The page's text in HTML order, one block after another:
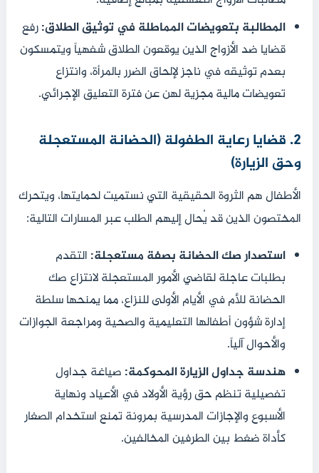
المطالبة بتعويضات المماطلة في توثيق الطلاق:رفع
قضايا ضد الأزواج الذين يوقعون الطلاق شفهياً ويتمسكون
بعدم توثيقه في ناجز لإلحاق الضرر بالمرأة، وانتزاع
تعويضات مالية مجزية لهن عن فترة التعليق الإجرائي.
2. قضايا رعاية الطفولة (الحضانة المستعجلة
وحق الزيارة)
الأطفال هم الثروة الحقيقية التي نستميت لحمايتها، ويتحرك
المختصون الذين قد يُحال إليهم الطلب عبر المسارات التالية:
استصدار صك الحضانة بصفة مستعجلة: التقدم
بطلبات عاجلة لقاضي الأمور المستعجلة لانتزاع صك
الحضانة للأم في الأيام الأولى للنزاع، مما يمنحها سلطة
إدارة شؤون أطفالها التعليمية والصحية ومراجعة الجوازات
والأحوال آلياً.
هندسة جداول الزيارة المحوكمة: صياغة جداول
تفصيلية تنظم حق رؤية الأولاد في الأعياد ونهاية
الأسبوع والإجازات المدرسية بمرونة تمنع استخدام الصغار
كأداة ضغط بين الطرفين المخالفين.